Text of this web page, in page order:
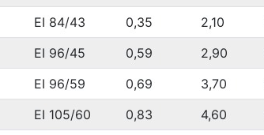
EI 84/43 0,35 2,10
EI 96/45 0,59 2,90
EI 96/59 0,69 3,70
EI 105/60 0,83 4,60